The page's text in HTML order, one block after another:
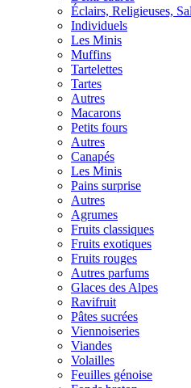
Éclairs, Religieuses,
Individuels
Les Minis
Muffins
Tartelettes
Tartes
Autres
Macarons
Petits fours
Autres
Canapés
Les Minis
Pains surprise
Autres
Agrumes
Fruits classiques
Fruits exotiques
Fruits rouges
Autres parfums
Glaces des Alpes
Ravifruit
Pâtes sucrées
Viennoiseries
Viandes
Volailles
Feuilles génoise